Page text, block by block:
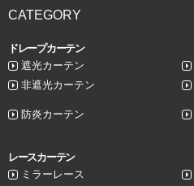
CATEGORY
ドレープカーテン
遮光カーテン
非遮光カーテン
防炎カーテン
レースカーテン
ミラーレース